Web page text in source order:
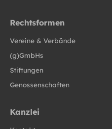
Rechtsformen
Vereine & Verbände
(g)GmbHs
Stiftungen
Genossenschaften
Kanzlei